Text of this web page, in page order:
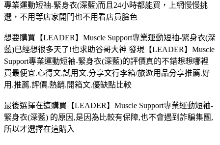
專業運動短袖-緊身衣(深藍)而且24小時都能買，上網慢慢挑
選，不用等店家開門也不用看店員臉色
想要購買【LEADER】Muscle Support專業運動短袖-緊身衣(深
藍)已經想很多天了!也求助谷哥大神 發現【LEADER】Muscle
Support專業運動短袖-緊身衣(深藍)的評價真的不錯想想哪裡
買最便宜.心得文.試用文.分享文行李箱/旅遊用品分享推薦.好
用.推薦.評價.熱銷.開箱文.優缺點比較
最後選擇在這購買【LEADER】Muscle Support專業運動短袖-
緊身衣(深藍) 的原因,是因為比較有保障,也不會遇到詐騙集團,
所以才選擇在這購入